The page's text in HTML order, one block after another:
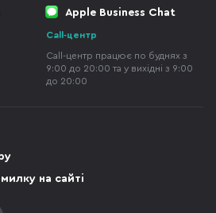
Apple Business Chat
Call-центр
Call-центр працює по буднях з
9:00 до 20:00 та у вихідні з 9:00
до 20:00
на сайті